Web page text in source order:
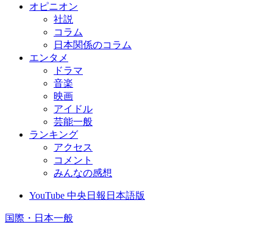
オピニオン
社説
コラム
日本関係のコラム
エンタメ
ドラマ
音楽
映画
アイドル
芸能一般
ランキング
アクセス
コメント
みんなの感想
YouTube 中央日報日本語版
国際・日本一般